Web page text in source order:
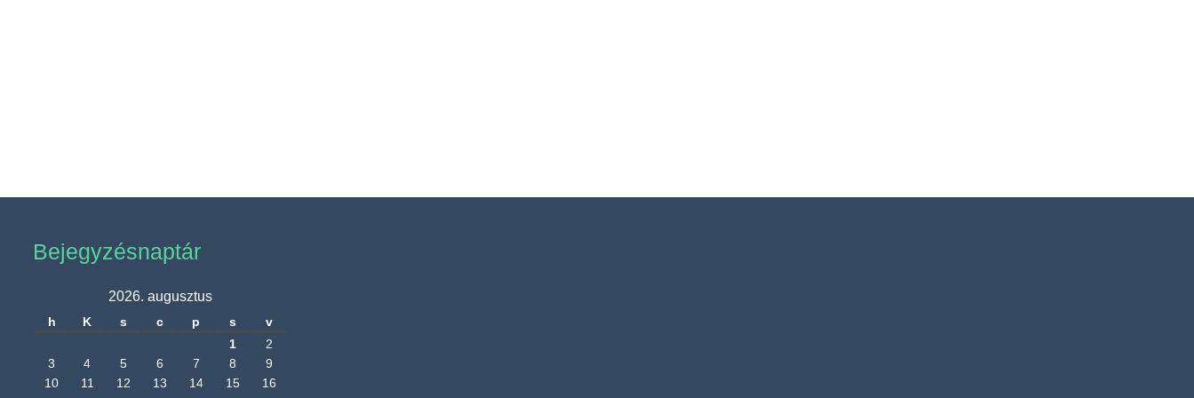
Bejegyzésnaptár
2026. augusztus
h K s c p s
v
1
2
3
4 5 6 7 8
9
10
11 12 13 14 15
16